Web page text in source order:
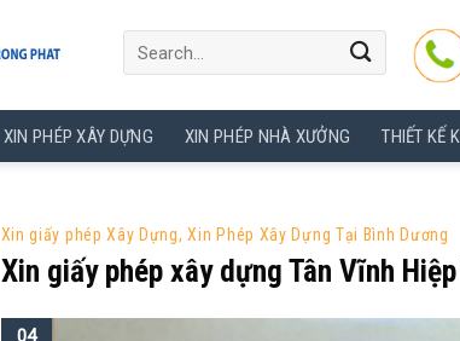
XIN PHÉP XÂY DỰNG XIN PHÉP NHÀ XƯỞNG THIẾT KẾ
Xin giấy phép Xây Dựng,Xin Phép Xây Dựng Tại Bình Dương
Xin giấy phép xây dựng Tân Vĩnh Hiệp
04